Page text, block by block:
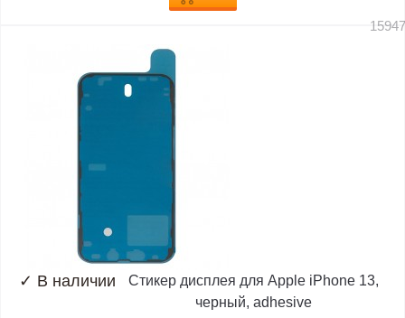
✓ В наличии
Стикер дисплея для Apple iPhone 13,
черный, adhesive